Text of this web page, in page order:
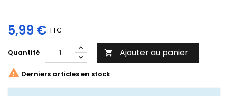
5,99 € TTC
Quantité  Ajouter au panier
 Derniers articles en stock